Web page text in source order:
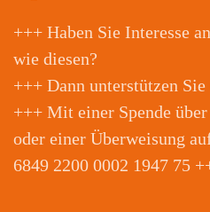
+++ Haben Sie Interesse
wie diesen?
+++ Dann unterstützen
+++ Mit einer Spende
oder einer Überweisung
6849 2200 0002 1947 75